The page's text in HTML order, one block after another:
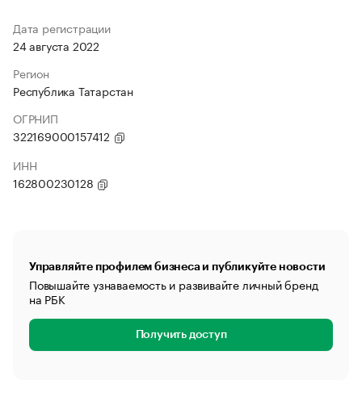
Дата регистрации
24 августа 2022
Регион
Республика Татарстан
ОГРНИП
322169000157412
ИНН
162800230128
Управляйте профилем бизнеса и публикуйте новости
Повышайте узнаваемость и развивайте личный бренд
на РБК
Получить доступ